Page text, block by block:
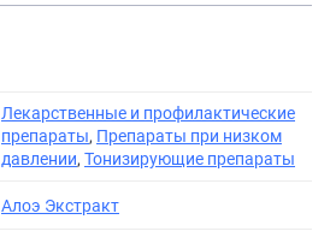
Лекарственные и профилактические
препараты, Препараты при низком
давлении, Тонизирующие препараты
Алоэ Экстракт